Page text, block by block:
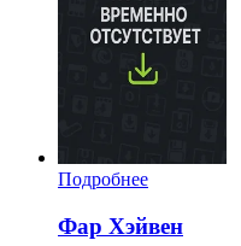
Подробнее
Фар Хэйвен